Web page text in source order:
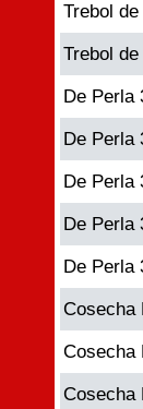
Trebol
Trebol
De Perla
De Perla
De Perla
De Perla
De Perla
Cosecha
Cosecha
Cosecha